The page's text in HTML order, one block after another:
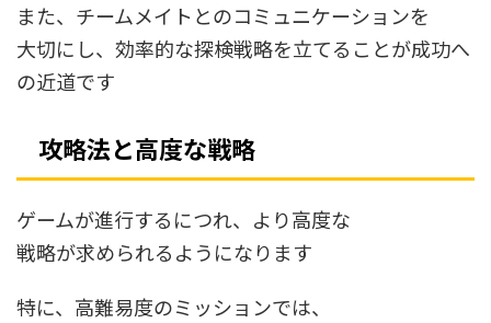
また、チームメイトとのコミュニケーションを
大切にし、効率的な探検戦略を立てることが成功へ
の近道です
攻略法と高度な戦略
ゲームが進行するにつれ、より高度な
戦略が求められるようになります
特に、高難易度のミッションでは、